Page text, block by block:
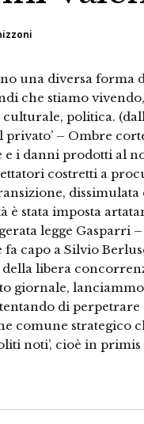
una diversa forma
che stiamo
politica.
– Ombre
e i danni prodotti al
costretti a
dissimulata
è stata imposta
legge Gasparri
capo a Silvio
libera
giornale, lanciammo
tentando di
comune strategico
noti’, cioè in